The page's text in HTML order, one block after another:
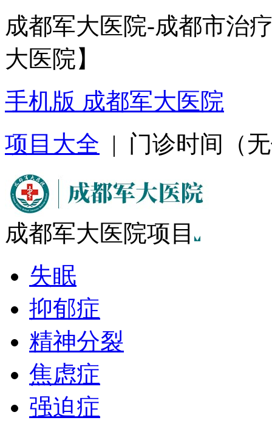
成都军大医院-成都市治
大医院】
手机版 成都军大医院
项目大全 | 门诊时间（
成都军大医院项目
失眠
抑郁症
精神分裂
焦虑症
强迫症